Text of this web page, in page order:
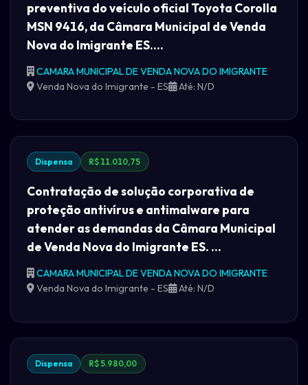
preventiva do veículo oficial Toyota Corolla
MSN 9416, da Câmara Municipal de Venda
Nova do Imigrante ES....
CAMARA MUNICIPAL DE VENDA NOVA DO IMIGRANTE
Venda Nova do Imigrante - ES
Até: N/D
Dispensa R$ 11.010,75
Contratação de solução corporativa de
proteção antivírus e antimalware para
atender as demandas da Câmara Municipal
de Venda Nova do Imigrante ES. ...
CAMARA MUNICIPAL DE VENDA NOVA DO IMIGRANTE
Venda Nova do Imigrante - ES
Até: N/D
Dispensa R$ 5.980,00